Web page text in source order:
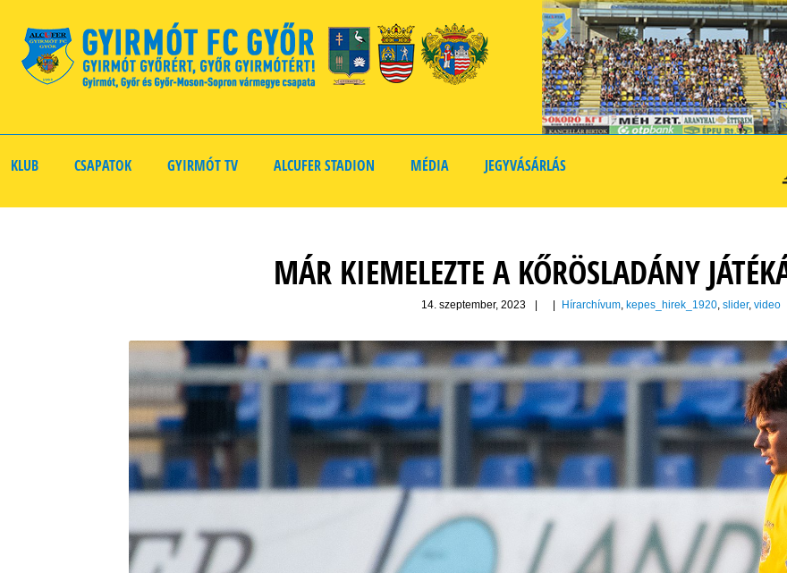
KLUB CSAPATOK GYIRMÓT TV ALCUFER STADION MÉDIA JEGYVÁSÁRLÁS
MÁR KIEMELEZTE A KŐRÖSLADÁNY
14. szeptember, 2023 Hírarchívum, kepes_hirek_1920, slider, video